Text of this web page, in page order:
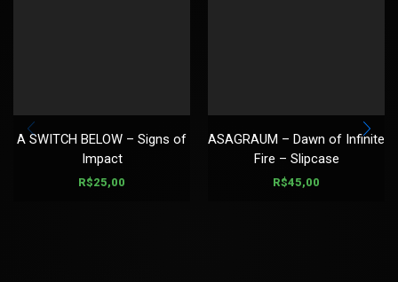
A SWITCH BELOW – Signs of
Impact
R$25,00
ASAGRAUM – Dawn of Infinite
Fire – Slipcase
R$45,00